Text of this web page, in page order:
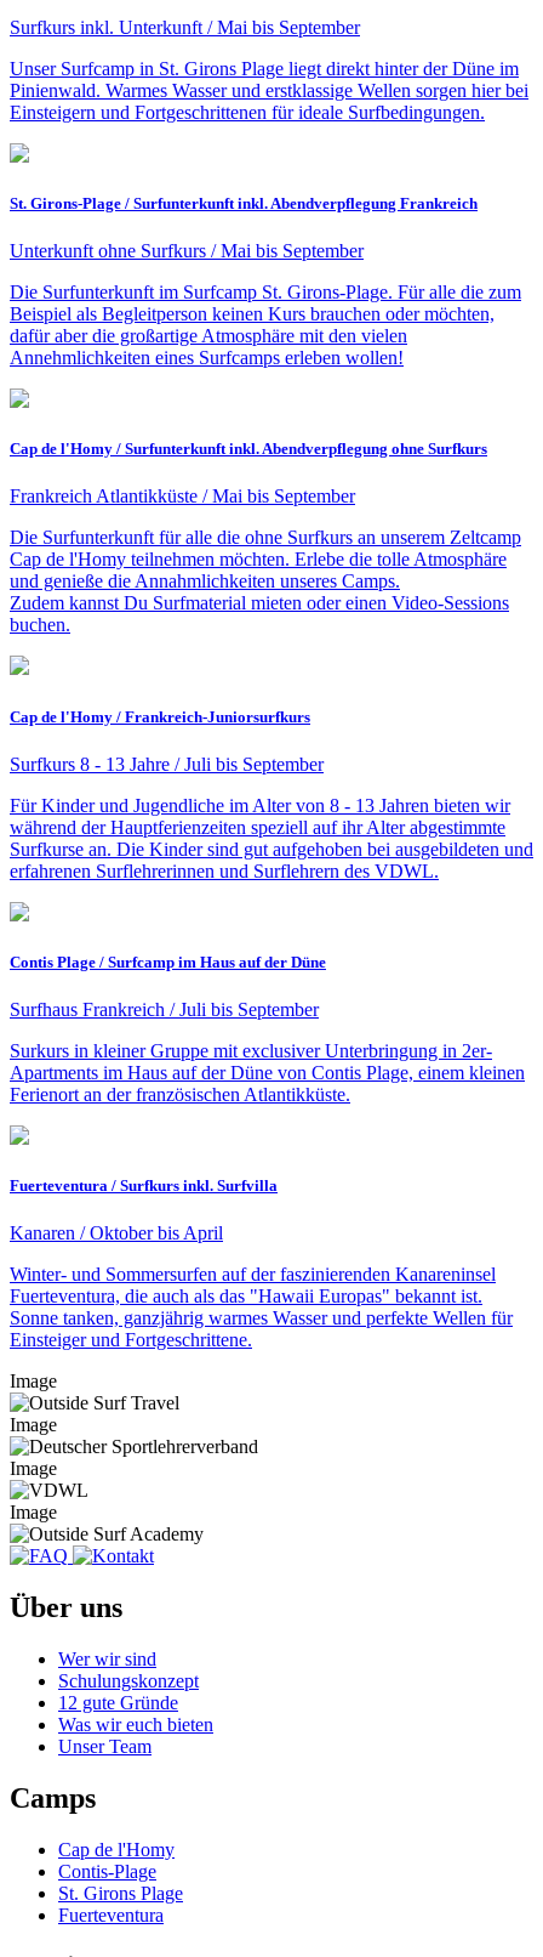
Surfkurs inkl. Unterkunft / Mai bis September
Unser Surfcamp in St. Girons Plage liegt direkt hinter der Düne im
Pinienwald. Warmes Wasser und erstklassige Wellen sorgen hier bei
Einsteigern und Fortgeschrittenen für ideale Surfbedingungen.
St. Girons-Plage / Surfunterkunft inkl. Abendverpflegung Frankreich
Unterkunft ohne Surfkurs / Mai bis September
Die Surfunterkunft im Surfcamp St. Girons-Plage. Für alle die zum
Beispiel als Begleitperson keinen Kurs brauchen oder möchten,
dafür aber die großartige Atmosphäre mit den vielen
Annehmlichkeiten eines Surfcamps erleben wollen!
Cap de l'Homy / Surfunterkunft inkl. Abendverpflegung ohne Surfkurs
Frankreich Atlantikküste / Mai bis September
Die Surfunterkunft für alle die ohne Surfkurs an unserem Zeltcamp
Cap de l'Homy teilnehmen möchten. Erlebe die tolle Atmosphäre
und genieße die Annahmlichkeiten unseres Camps.
Zudem kannst Du Surfmaterial mieten oder einen Video-Sessions
buchen.
Cap de l'Homy / Frankreich-Juniorsurfkurs
Surfkurs 8 - 13 Jahre / Juli bis September
Für Kinder und Jugendliche im Alter von 8 - 13 Jahren bieten wir
während der Hauptferienzeiten speziell auf ihr Alter abgestimmte
Surfkurse an. Die Kinder sind gut aufgehoben bei ausgebildeten und
erfahrenen Surflehrerinnen und Surflehrern des VDWL.
Contis Plage / Surfcamp im Haus auf der Düne
Surfhaus Frankreich / Juli bis September
Surkurs in kleiner Gruppe mit exclusiver Unterbringung in 2er-
Apartments im Haus auf der Düne von Contis Plage, einem kleinen
Ferienort an der französischen Atlantikküste.
Fuerteventura / Surfkurs inkl. Surfvilla
Kanaren / Oktober bis April
Winter- und Sommersurfen auf der faszinierenden Kanareninsel
Fuerteventura, die auch als das "Hawaii Europas" bekannt ist.
Sonne tanken, ganzjährig warmes Wasser und perfekte Wellen für
Einsteiger und Fortgeschrittene.
Image
Image
Image
Image
Über uns
Wer wir sind
Schulungskonzept
12 gute Gründe
Was wir euch bieten
Unser Team
Camps
Cap de l'Homy
Contis-Plage
St. Girons Plage
Fuerteventura